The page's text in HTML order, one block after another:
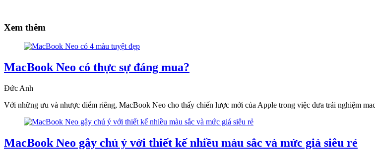
Xem thêm
MacBook Neo có thực sự đáng mua?
Đức Anh
Với những ưu và nhược điểm riêng, MacBook Neo cho thấy chiến lược mới của Apple trong việc đưa trải nghiệm
MacBook Neo gây chú ý với thiết kế nhiều màu sắc và mức giá siêu rẻ